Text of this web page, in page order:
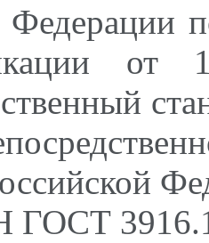
Федерации